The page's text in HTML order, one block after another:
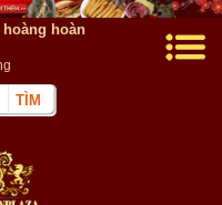
hoàn